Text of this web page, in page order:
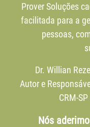
Prover Soluções
facilitada para a
pessoas,
Dr. Willian
Autor e
CRM-
Nós